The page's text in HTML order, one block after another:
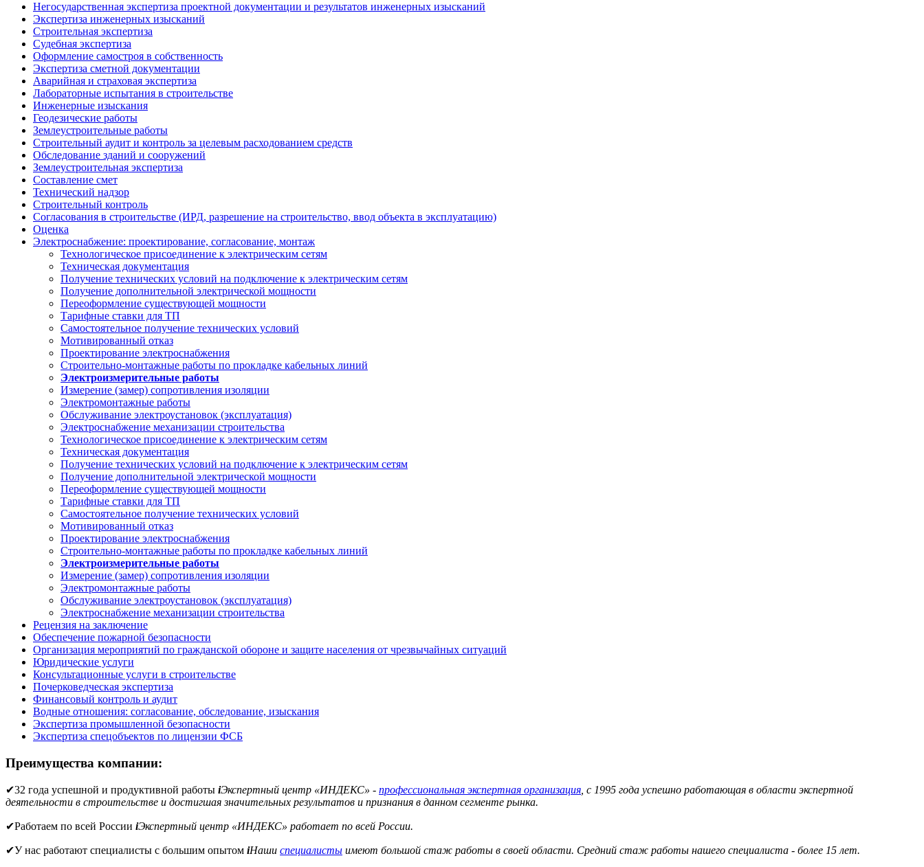
Негосударственная экспертиза проектной документации и результатов инженерных изысканий
Экспертиза инженерных изысканий
Строительная экспертиза
Судебная экспертиза
Оформление самостроя в собственность
Экспертиза сметной документации
Аварийная и страховая экспертиза
Лабораторные испытания в строительстве
Инженерные изыскания
Геодезические работы
Землеустроительные работы
Строительный аудит и контроль за целевым расходованием средств
Обследование зданий и сооружений
Землеустроительная экспертиза
Составление смет
Технический надзор
Строительный контроль
Согласования в строительстве (ИРД, разрешение на строительство, ввод объекта в эксплуатацию)
Оценка
Электроснабжение: проектирование, согласование, монтаж
Технологическое присоединение к электрическим сетям
Техническая документация
Получение технических условий на подключение к электрическим сетям
Получение дополнительной электрической мощности
Переоформление существующей мощности
Тарифные ставки для ТП
Самостоятельное получение технических условий
Мотивированный отказ
Проектирование электроснабжения
Строительно-монтажные работы по прокладке кабельных линий
Электроизмерительные работы
Измерение (замер) сопротивления изоляции
Электромонтажные работы
Обслуживание электроустановок (эксплуатация)
Электроснабжение механизации строительства
Технологическое присоединение к электрическим сетям
Техническая документация
Получение технических условий на подключение к электрическим сетям
Получение дополнительной электрической мощности
Переоформление существующей мощности
Тарифные ставки для ТП
Самостоятельное получение технических условий
Мотивированный отказ
Проектирование электроснабжения
Строительно-монтажные работы по прокладке кабельных линий
Электроизмерительные работы
Измерение (замер) сопротивления изоляции
Электромонтажные работы
Обслуживание электроустановок (эксплуатация)
Электроснабжение механизации строительства
Рецензия на заключение
Обеспечение пожарной безопасности
Организация мероприятий по гражданской обороне и защите населения от чрезвычайных ситуаций
Юридические услуги
Консультационные услуги в строительстве
Почерковедческая экспертиза
Финансовый контроль и аудит
Водные отношения: согласование, обследование, изыскания
Экспертиза промышленной безопасности
Экспертиза спецобъектов по лицензии ФСБ
Преимущества компании:
✔32 года успешной и продуктивной работы iЭкспертный центр «ИНДЕКС» - профессиональная экспертная организация, с 1995 года успешно работающая в области экспертной
деятельности в строительстве и достигшая значительных результатов и признания в данном сегменте рынка.
✔Работаем по всей России iЭкспертный центр «ИНДЕКС» работает по всей России.
✔У нас работают специалисты с большим опытом iНаши специалисты имеют большой стаж работы в своей области. Средний стаж работы нашего специалиста - более 15 лет.